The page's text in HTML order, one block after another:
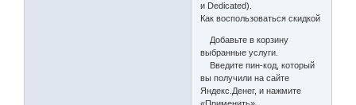
и Dedicated).
Как воспользоваться скидкой
Добавьте в корзину
выбранные услуги.
Введите пин-код, который
вы получили на сайте
Яндекс.Денег, и нажмите